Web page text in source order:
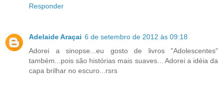
Responder
Adelaide Araçai 6 de setembro de 2012 às 09:18
Adorei a sinopse...eu gosto de livros "Adolescentes"
também...pois são histórias mais suaves... Adorei a idéia da
capa brilhar no escuro...rsrs